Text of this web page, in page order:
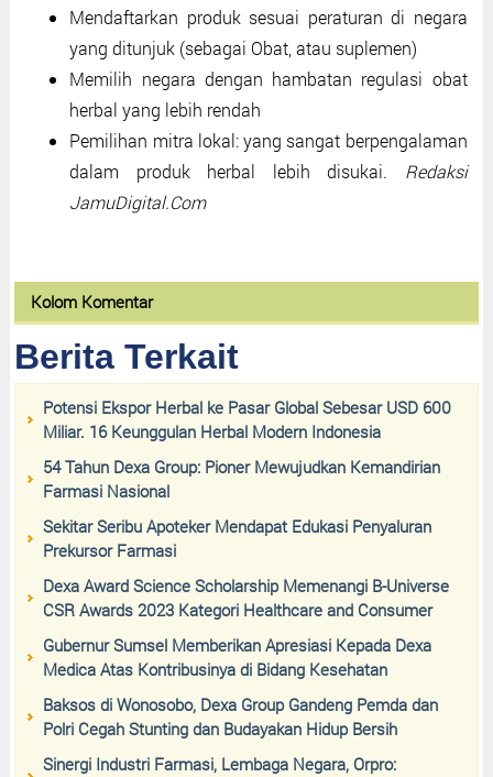
Mendaftarkan produk sesuai peraturan di negara
yang ditunjuk (sebagai Obat, atau suplemen)
Memilih negara dengan hambatan regulasi obat
herbal yang lebih rendah
Pemilihan mitra lokal: yang sangat berpengalaman
dalam produk herbal lebih disukai. Redaksi
JamuDigital.Com
Kolom Komentar
Berita Terkait
Potensi Ekspor Herbal ke Pasar Global Sebesar USD 600
Miliar. 16 Keunggulan Herbal Modern Indonesia
54 Tahun Dexa Group: Pioner Mewujudkan Kemandirian
Farmasi Nasional
Sekitar Seribu Apoteker Mendapat Edukasi Penyaluran
Prekursor Farmasi
Dexa Award Science Scholarship Memenangi B-Universe
CSR Awards 2023 Kategori Healthcare and Consumer
Gubernur Sumsel Memberikan Apresiasi Kepada Dexa
Medica Atas Kontribusinya di Bidang Kesehatan
Baksos di Wonosobo, Dexa Group Gandeng Pemda dan
Polri Cegah Stunting dan Budayakan Hidup Bersih
Sinergi Industri Farmasi, Lembaga Negara, Orpro: